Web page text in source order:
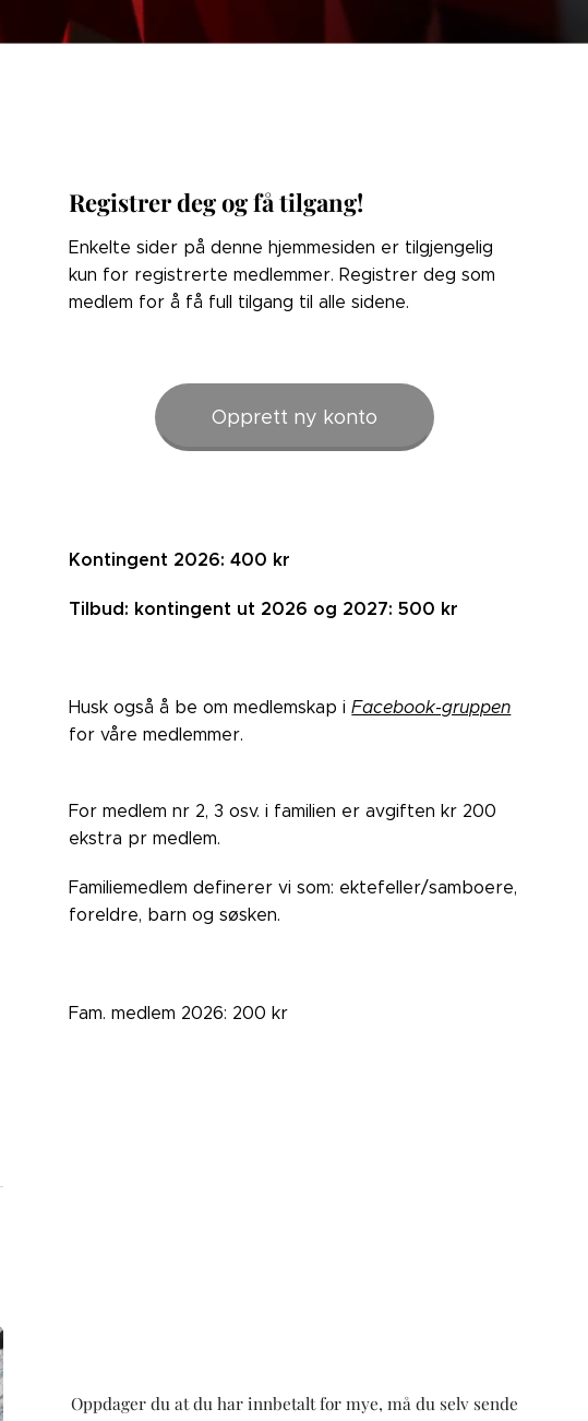
Registrer deg og få tilgang!
Enkelte sider på denne hjemmesiden er tilgjengelig
kun for registrerte medlemmer. Registrer deg som
medlem for å få full tilgang til alle sidene.
Opprett ny konto
Kontingent 2026: 400 kr
Tilbud: kontingent ut 2026 og 2027: 500 kr
Husk også å be om medlemskap iFacebook-gruppen
for våre medlemmer.
For medlem nr 2, 3 osv. i familien er avgiften kr 200
ekstra pr medlem.
Familiemedlem definerer vi som: ektefeller/samboere,
foreldre, barn og søsken.
Fam. medlem 2026: 200 kr
Oppdager du at du har innbetalt for mye, må du selv sende